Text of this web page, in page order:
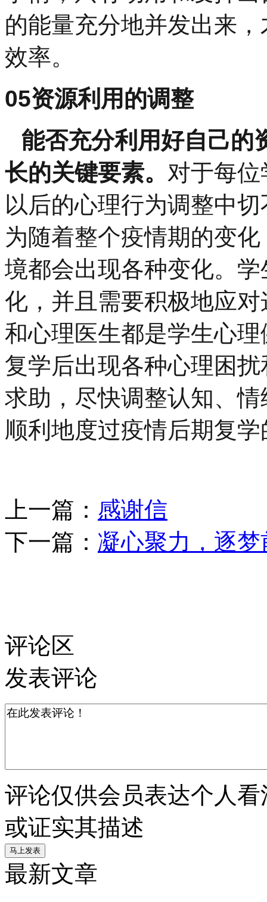
的能量充分地并发出来
效率。
05资源利用的调整
能否充分利用好自己的
长的关键要素。 对于每
以后的心理行为调整中
为随着整个疫情期的变
境都会出现各种变化。
化，并且需要积极地应
和心理医生都是学生心
复学后出现各种心理困
求助，尽快调整认知、
顺利地度过疫情后期复
上一篇： 感谢信
下一篇： 凝心聚力，逐梦
评论区
发表评论
评论仅供会员表达个人
或证实其描述
最新文章